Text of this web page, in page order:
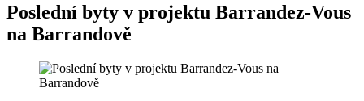
Poslední byty v projektu Barrandez-Vous
na Barrandově